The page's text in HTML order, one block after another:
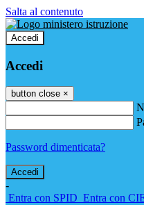
Salta al contenuto
Accedi
Accedi
button close ×
Password dimenticata?
-
Entra con SPID Entra con